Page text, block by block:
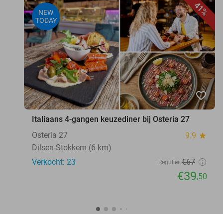
41%
NEW
TODAY
favorite_border
Italiaans 4-gangen keuzediner bij Osteria 27
Osteria 27
9.9 star
Dilsen-Stokkem (6 km)
Verkocht: 23
Regulier €67
€39,50